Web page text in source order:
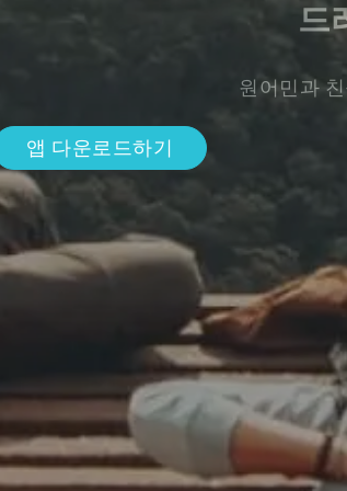
드
원어민과
앱 다운로드하기